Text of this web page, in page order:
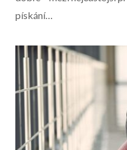
pískání…